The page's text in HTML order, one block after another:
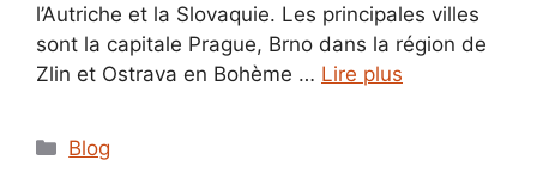
l’Autriche et la Slovaquie. Les principales villes
sont la capitale Prague, Brno dans la région de
Zlin et Ostrava en Bohème … Lire plus
Catégories
Blog